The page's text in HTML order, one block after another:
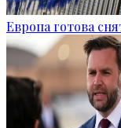
Европа готова